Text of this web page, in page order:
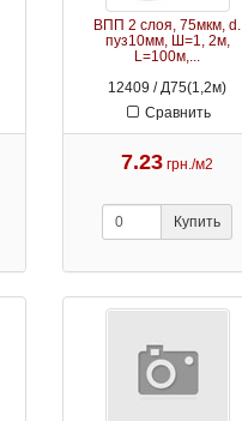
ВПП 2 слоя, 75мкм, d.
пуз10мм, Ш=1, 2м,
L=100м,...
12409 / Д75(1,2м)
Сравнить
7.23 грн./м2
Купить